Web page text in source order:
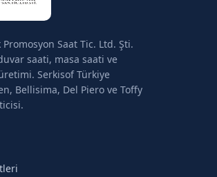
Saat Tic. Ltd. Şti.
saati, masa saati ve
Serkisof Türkiye
Bellisima, Del Piero ve Toffy